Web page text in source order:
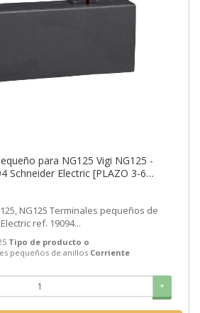
para NG125 Vigi NG125 -
Schneider Electric [PLAZO 3-6
NG125 Terminales pequeños de
ref. 19094...
Tipo de producto o
pequeños de anillos Corriente
+